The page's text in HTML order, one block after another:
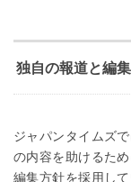
独自の報道と編
ジャパンタイムズ
の内容を助けるた
編集方針を採用し